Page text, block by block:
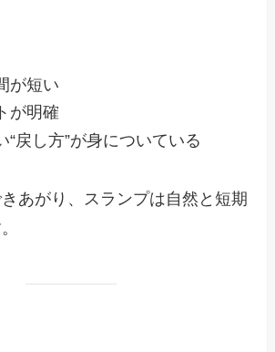
が短い
が明確
“戻し方”が身についている
あがり、スランプは自然と短期